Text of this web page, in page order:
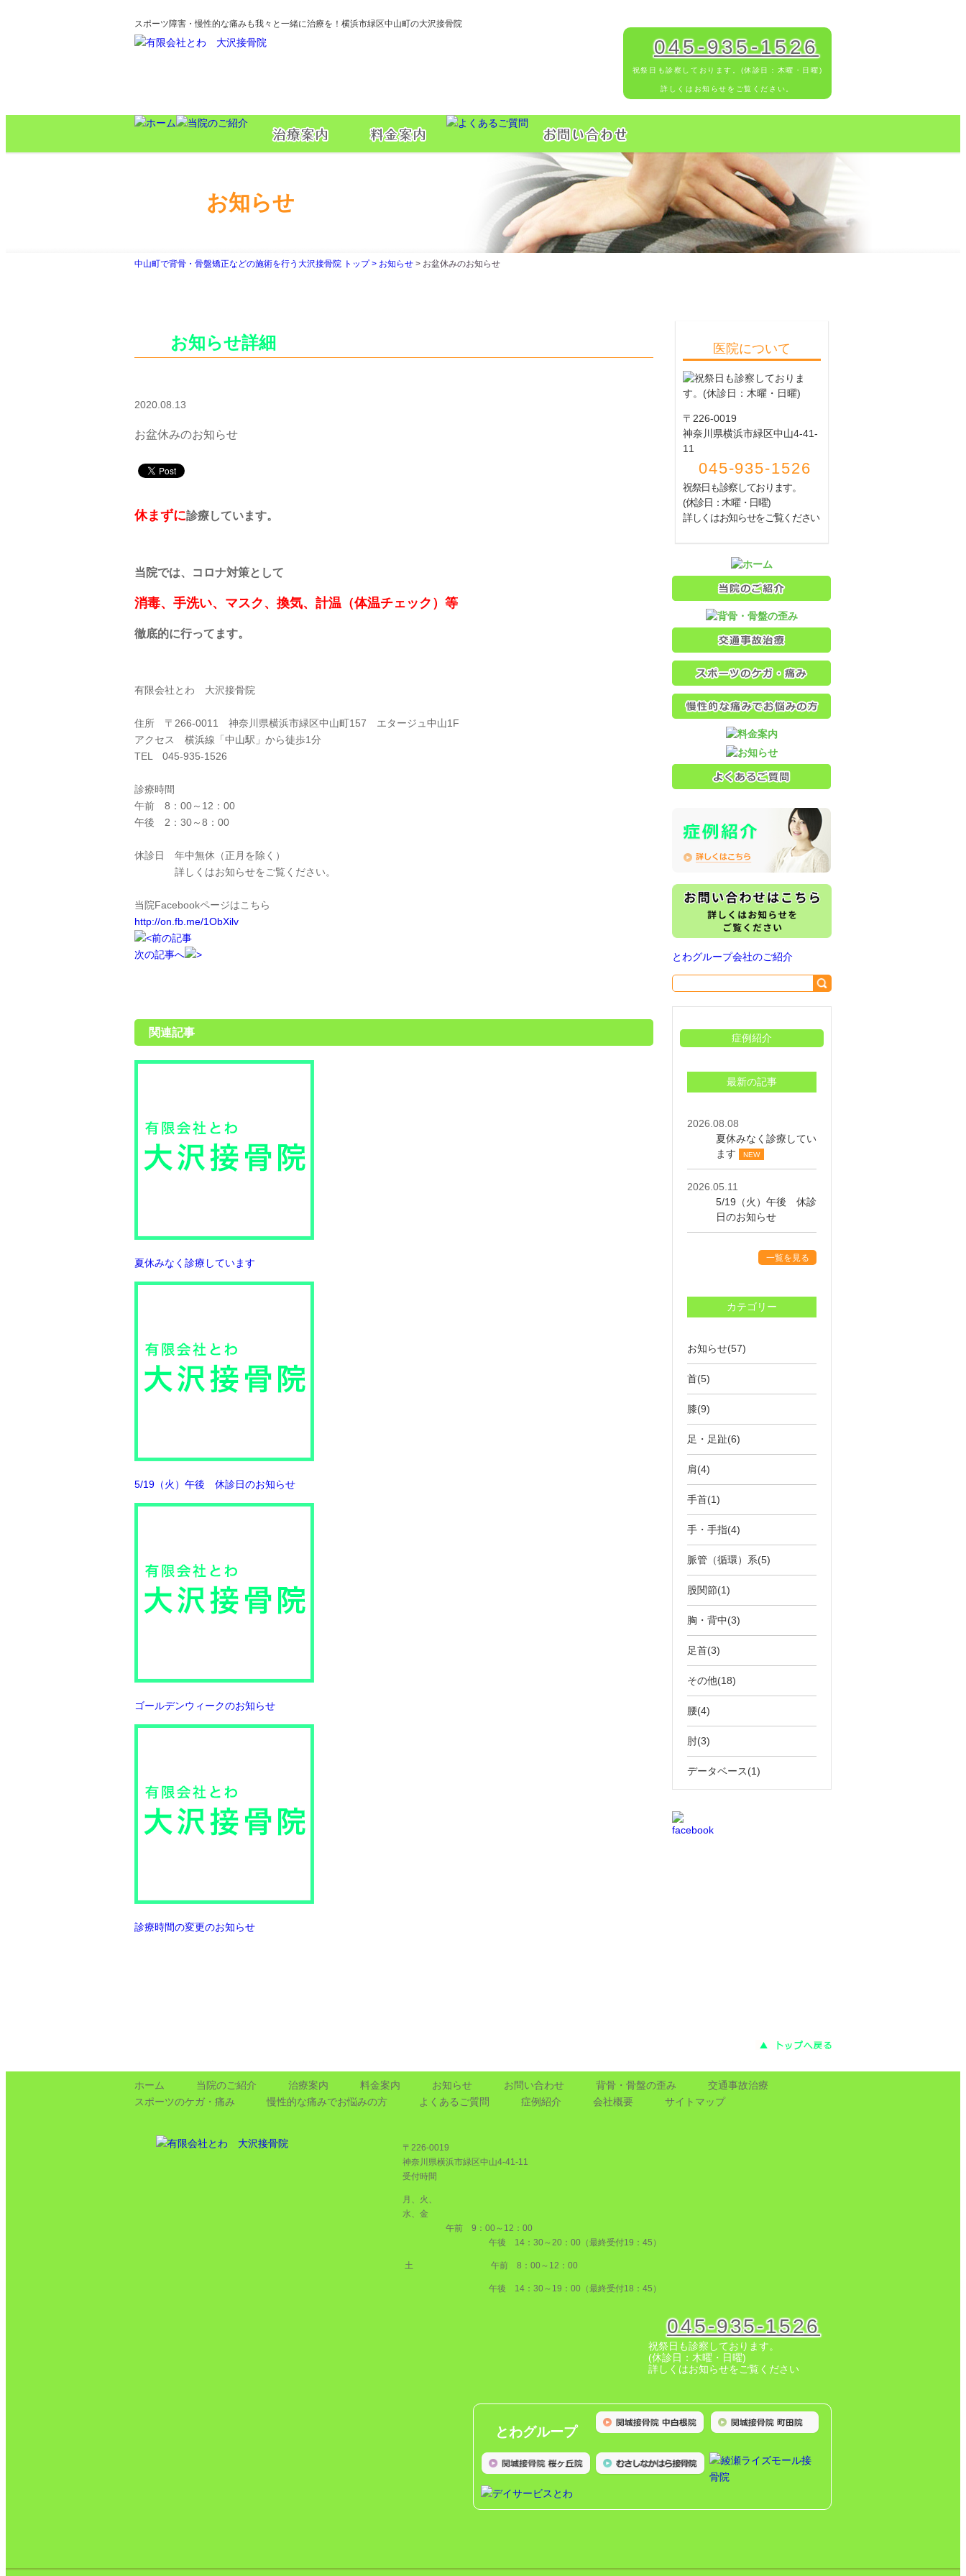
スポーツ障害・慢性的な痛みも我々と一緒に治療を！横浜市緑区中山町の大沢接骨院
045-935-1526
祝祭日も診察しております。(休診日：木曜・日曜)
詳しくはお知らせをご覧ください。
お知らせ
中山町で背骨・骨盤矯正などの施術を行う大沢接骨院 トップ > お知らせ > お盆休みのお知らせ
お知らせ詳細
2020.08.13
お盆休みのお知らせ
休まずに診療しています。
当院では、コロナ対策として
消毒、手洗い、マスク、換気、計温（体温チェック）等
徹底的に行ってます。
有限会社とわ 大沢接骨院
住所 〒266-0011 神奈川県横浜市緑区中山町157 エタージュ中山1F
アクセス 横浜線「中山駅」から徒歩1分
TEL 045-935-1526
診療時間
午前 8：00～12：00
午後 2：30～8：00
休診日 年中無休（正月を除く）
詳しくはお知らせをご覧ください。
当院Facebookページはこちら
http://on.fb.me/1ObXilv
前の記事
次の記事へ
関連記事
夏休みなく診療しています
5/19（火）午後 休診日のお知らせ
ゴールデンウィークのお知らせ
診療時間の変更のお知らせ
医院について
〒226-0019
神奈川県横浜市緑区中山4-41-
11
045-935-1526
祝祭日も診察しております。
(休診日：木曜・日曜)
詳しくはお知らせをご覧ください
とわグループ会社のご紹介
症例紹介
最新の記事
2026.08.08
夏休みなく診療してい
ます
NEW
2026.05.11
5/19（火）午後 休診
日のお知らせ
一覧を見る
カテゴリー
お知らせ(57)
首(5)
膝(9)
足・足趾(6)
肩(4)
手首(1)
手・手指(4)
脈管（循環）系(5)
股関節(1)
胸・背中(3)
足首(3)
その他(18)
腰(4)
肘(3)
データベース(1)
ホーム 当院のご紹介 治療案内 料金案内 お知らせ お問い合わせ 背骨・骨盤の歪み
交通事故治療
スポーツのケガ・痛み 慢性的な痛みでお悩みの方 よくあるご質問 症例紹介 会社概要 サイトマップ
〒226-0019
神奈川県横浜市緑区中山4-41-11
受付時間
月、火、
水、金
午前 9：00～12：00
午後 14：30～20：00（最終受付19：45）
土 午前 8：00～12：00
午後 14：30～19：00（最終受付18：45）
045-935-1526
祝祭日も診察しております。
(休診日：木曜・日曜)
詳しくはお知らせをご覧ください
とわグループ